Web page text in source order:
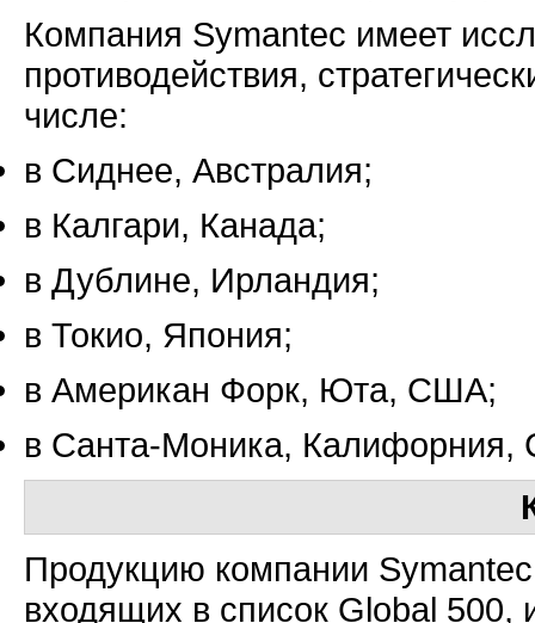
Компания Symantec имеет
противодействия,
числе:
в Сиднее, Австралия;
в Калгари, Канада;
в Дублине, Ирландия;
в Токио, Япония;
в Американ Форк, Юта, США;
в Санта-Моника,
Продукцию компании
входящих в список Global 500,